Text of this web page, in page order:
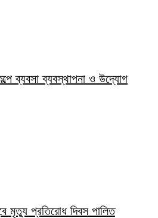
ব্যবসা ব্যবস্থাপনা ও উদ্যোগ
মৃত্যু প্রতিরোধ দিবস পালিত